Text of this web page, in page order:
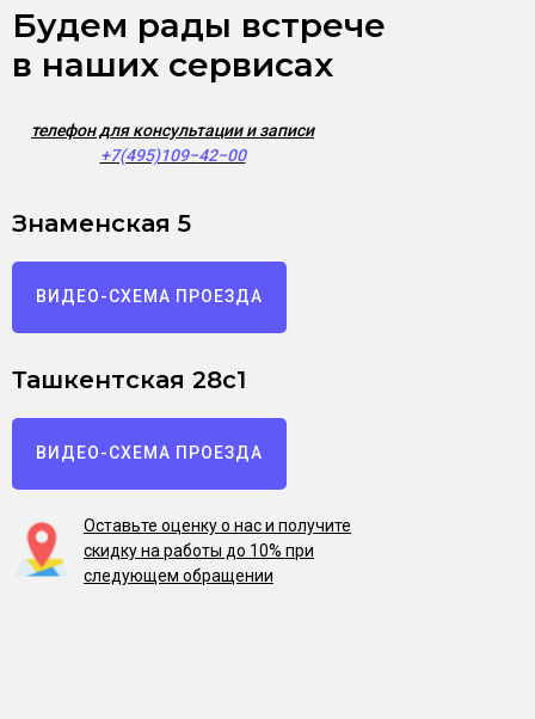
Будем рады встрече
в наших сервисах
телефон для консультации и записи
+7(495)109−42−00
Знаменская 5
ВИДЕО-СХЕМА ПРОЕЗДА
Ташкентская 28с1
ВИДЕО-СХЕМА ПРОЕЗДА
Оставьте оценку о нас и получите
скидку на работы до 10% при
следующем обращении